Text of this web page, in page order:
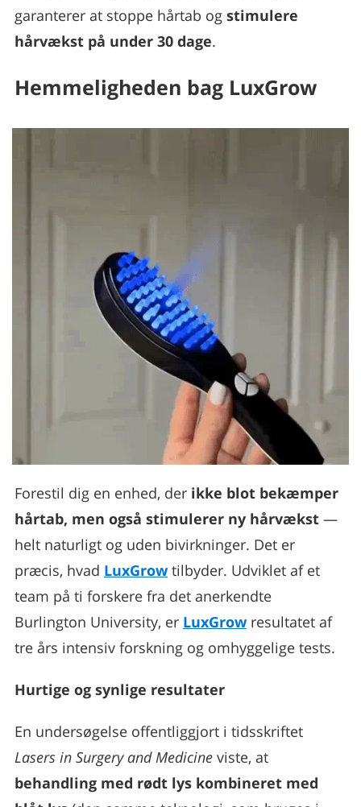
garanterer at stoppe hårtab og stimulere
hårvækst på under 30 dage.
Hemmeligheden bag LuxGrow
Forestil dig en enhed, der ikke blot bekæmper
hårtab, men også stimulerer ny hårvækst —
helt naturligt og uden bivirkninger. Det er
præcis, hvad LuxGrowtilbyder. Udviklet af et
team på ti forskere fra det anerkendte
Burlington University, er LuxGrowresultatet af
tre års intensiv forskning og omhyggelige tests.
Hurtige og synlige resultater
En undersøgelse offentliggjort i tidsskriftet
Lasers in Surgery and Medicine viste, at
behandling med rødt lys kombineret med